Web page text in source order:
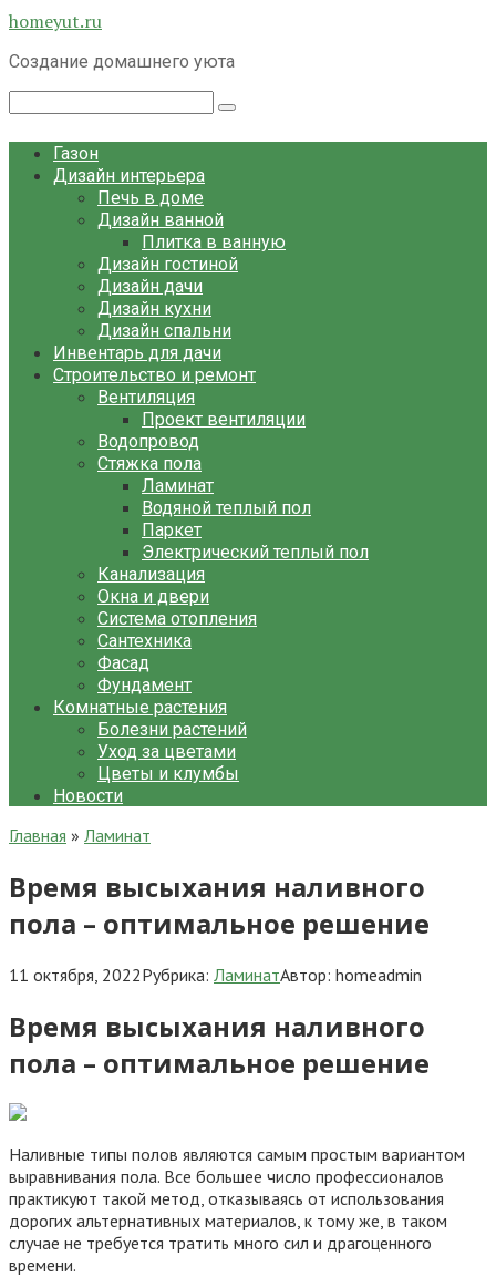
Перейти
контенту
homeyut.ru
Создание домашнего уюта
Газон
Дизайн интерьера
Печь в доме
Дизайн ванной
Плитка в ванную
Дизайн гостиной
Дизайн дачи
Дизайн кухни
Дизайн спальни
Инвентарь для дачи
Строительство и ремонт
Вентиляция
Проект вентиляции
Водопровод
Стяжка пола
Ламинат
Водяной теплый пол
Паркет
Электрический теплый пол
Канализация
Окна и двери
Система отопления
Сантехника
Фасад
Фундамент
Комнатные растения
Болезни растений
Уход за цветами
Цветы и клумбы
Новости
Главная » Ламинат
Время высыхания наливного
пола – оптимальное решение
11 октября, 2022Рубрика: ЛаминатАвтор: homeadmin
Время высыхания наливного
пола – оптимальное решение
Наливные типы полов являются самым простым вариантом
выравнивания пола. Все большее число профессионалов
практикуют такой метод, отказываясь от использования
дорогих альтернативных материалов, к тому же, в таком
случае не требуется тратить много сил и драгоценного
времени.